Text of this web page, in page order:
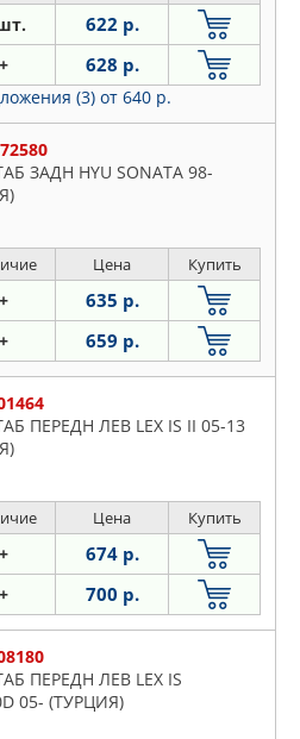
622 р.
+ 628 р.
(3) от 640 р.
ЗАДН HYU SONATA 98-
Цена Купить
+ 635 р.
+ 659 р.
ПЕРЕДН ЛЕВ LEX IS II 05-13
Цена Купить
+ 674 р.
+ 700 р.
ПЕРЕДН ЛЕВ LEX IS
05- (ТУРЦИЯ)